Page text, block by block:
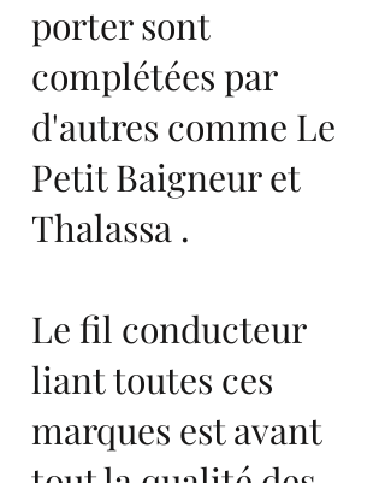
porter sont
complétées par
d'autres comme Le
Petit Baigneur et
Thalassa .
Le fil conducteur
liant toutes ces
marques est avant